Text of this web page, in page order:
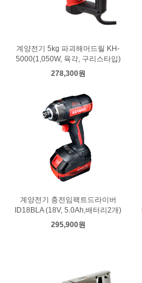
계양전기 5kg 파괴해머드릴 KH-
5000(1,050W, 육각, 구리스타입)
278,300원
계양전기 충전임팩트드라이버
ID18BLA (18V, 5.0Ah,배터리2개)
295,900원